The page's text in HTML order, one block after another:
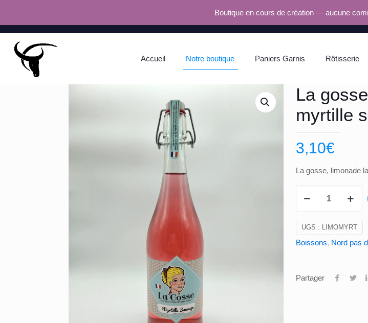
Accueil Notre boutique Paniers Garnis Rôtisserie
La
myrtille
3,10€
La gosse, limonade
La
gosse,
sauvage
UGS : LIMOMYRT
Boissons, Nord pas
Partager
Boutique en cours de création — aucune